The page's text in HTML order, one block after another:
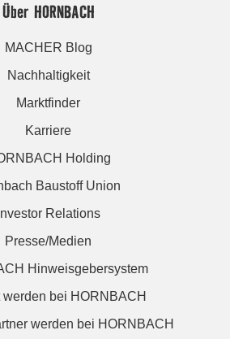
Über HORNBACH
MACHER Blog
Nachhaltigkeit
Marktfinder
Karriere
Holding
Baustoff Union
Investor Relations
Presse/Medien
Hinweisgebersystem
werden bei HORNBACH
werden bei HORNBACH